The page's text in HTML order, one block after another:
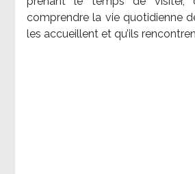
comprendre la vie quotidienne
les accueillent et qu’ils